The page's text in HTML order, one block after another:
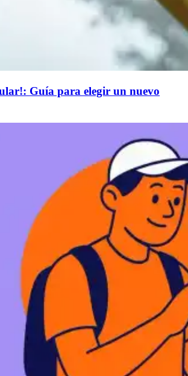
Guía para elegir un nuevo